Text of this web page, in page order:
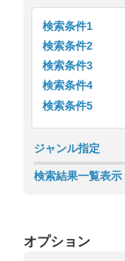
検索条件1
検索条件2
検索条件3
検索条件4
検索条件5
ジャンル指定
検索結果一覧表示
オプション